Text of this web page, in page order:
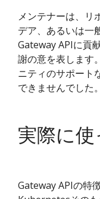
メンテナーは、リ
デア、あるいは一
Gateway APIに貢
謝の意を表します
ニティのサポート
できませんでした。
実際に
Gateway APIの特